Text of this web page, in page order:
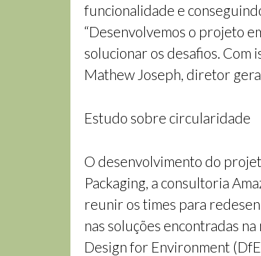
funcionalidade e
“Desenvolvemos o projeto
solucionar os desafios. Com
Mathew Joseph, diretor
Estudo sobre circularidade
O desenvolvimento do
Packaging, a consultoria
reunir os times para
nas soluções encontradas
Design for Environment